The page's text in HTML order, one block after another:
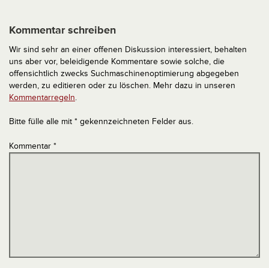
Kommentar schreiben
Wir sind sehr an einer offenen Diskussion interessiert, behalten
uns aber vor, beleidigende Kommentare sowie solche, die
offensichtlich zwecks Suchmaschinenoptimierung abgegeben
werden, zu editieren oder zu löschen. Mehr dazu in unseren
Kommentarregeln.
Bitte fülle alle mit * gekennzeichneten Felder aus.
Kommentar *